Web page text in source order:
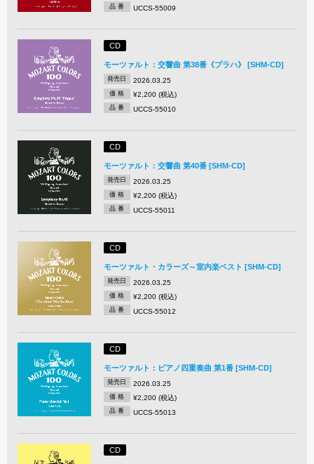
品 番 UCCS-55009
CD
モーツァルト：交響曲 第38番《プラハ》 [SHM-CD]
発売日 2026.03.25
価 格 ¥2,200 (税込)
品 番 UCCS-55010
CD
モーツァルト：交響曲 第40番 [SHM-CD]
発売日 2026.03.25
価 格 ¥2,200 (税込)
品 番 UCCS-55011
CD
モーツァルト・カラーズ～室内楽ベスト [SHM-CD]
発売日 2026.03.25
価 格 ¥2,200 (税込)
品 番 UCCS-55012
CD
モーツァルト：ピアノ四重奏曲 第1番 [SHM-CD]
発売日 2026.03.25
価 格 ¥2,200 (税込)
品 番 UCCS-55013
CD